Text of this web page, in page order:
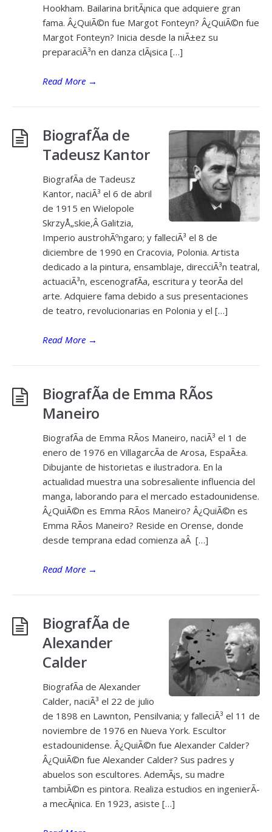
Hookham. Bailarina britÃ¡nica que adquiere gran
fama. Â¿QuiÃ©n fue Margot Fonteyn? Â¿QuiÃ©n fue
Margot Fonteyn? Inicia desde la niÃ±ez su
preparaciÃ³n en danza clÃ¡sica […]
Read More →
BiografÃ­a de
Tadeusz Kantor
BiografÃ­a de Tadeusz
Kantor, naciÃ³ el 6 de abril
de 1915 en Wielopole
SkrzyÅ„skie,Â Galitzia,
Imperio austrohÃºngaro; y falleciÃ³ el 8 de
diciembre de 1990 en Cracovia, Polonia. Artista
dedicado a la pintura, ensamblaje, direcciÃ³n teatral,
actuaciÃ³n, escenografÃ­a, escritura y teorÃ­a del
arte. Adquiere fama debido a sus presentaciones
de teatro, revolucionarias en Polonia y el […]
Read More →
BiografÃ­a de Emma RÃ­os
Maneiro
BiografÃ­a de Emma RÃ­os Maneiro, naciÃ³ el 1 de
enero de 1976 en VillagarcÃ­a de Arosa, EspaÃ±a.
Dibujante de historietas e ilustradora. En la
actualidad muestra una sobresaliente influencia del
manga, laborando para el mercado estadounidense.
Â¿QuiÃ©n es Emma RÃ­os Maneiro? Â¿QuiÃ©n es
Emma RÃ­os Maneiro? Reside en Orense, donde
desde temprana edad comienza aÂ […]
Read More →
BiografÃ­a de
Alexander
Calder
BiografÃ­a de Alexander
Calder, naciÃ³ el 22 de julio
de 1898 en Lawnton, Pensilvania; y falleciÃ³ el 11 de
noviembre de 1976 en Nueva York. Escultor
estadounidense. Â¿QuiÃ©n fue Alexander Calder?
Â¿QuiÃ©n fue Alexander Calder? Sus padres y
abuelos son escultores. AdemÃ¡s, su madre
tambiÃ©n es pintora. Realiza estudios en ingenierÃ­
a mecÃ¡nica. En 1923, asiste […]